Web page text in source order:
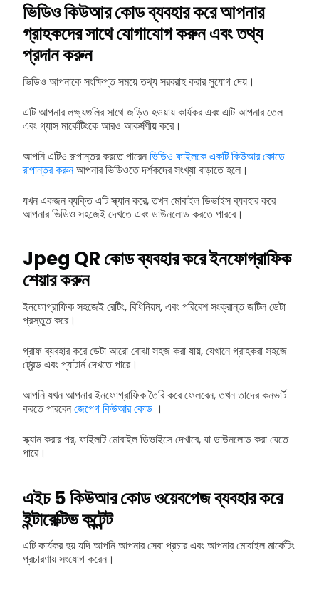
ভিডিও কিউআর কোড ব্যবহার করে আপনার
গ্রাহকদের সাথে যোগাযোগ করুন এবং তথ্য
প্রদান করুন
ভিডিও আপনাকে সংক্ষিপ্ত সময়ে তথ্য সরবরাহ করার সুযোগ দেয়।
এটি আপনার লক্ষ্যগুলির সাথে জড়িত হওয়ায় কার্যকর এবং এটি আপনার তেল
এবং গ্যাস মার্কেটিংকে আরও আকর্ষণীয় করে।
আপনি এটিও রূপান্তর করতে পারেনভিডিও ফাইলকে একটি কিউআর কোডে
রূপান্তর করুনআপনার ভিডিওতে দর্শকদের সংখ্যা বাড়াতে হলে।
যখন একজন ব্যক্তি এটি স্ক্যান করে, তখন মোবাইল ডিভাইস ব্যবহার করে
আপনার ভিডিও সহজেই দেখতে এবং ডাউনলোড করতে পারবে।
Jpeg QR কোড ব্যবহার করে ইনফোগ্রাফিক
শেয়ার করুন
ইনফোগ্রাফিক সহজেই রেটিং, বিধিনিয়ম, এবং পরিবেশ সংক্রান্ত জটিল ডেটা
প্রস্তুত করে।
গ্রাফ ব্যবহার করে ডেটা আরো বোঝা সহজ করা যায়, যেখানে গ্রাহকরা সহজে
ট্রেন্ড এবং প্যাটার্ন দেখতে পারে।
আপনি যখন আপনার ইনফোগ্রাফিক তৈরি করে ফেলবেন, তখন তাদের কনভার্ট
করতে পারবেনজেপেগ কিউআর কোড ।
স্ক্যান করার পর, ফাইলটি মোবাইল ডিভাইসে দেখাবে, যা ডাউনলোড করা যেতে
পারে।
এইচ 5 কিউআর কোড ওয়েবপেজ ব্যবহার করে
ইন্টারেক্টিভ কন্টেন্ট
এটি কার্যকর হয় যদি আপনি আপনার সেবা প্রচার এবং আপনার মোবাইল মার্কেটিং
প্রচারণায় সংযোগ করেন।